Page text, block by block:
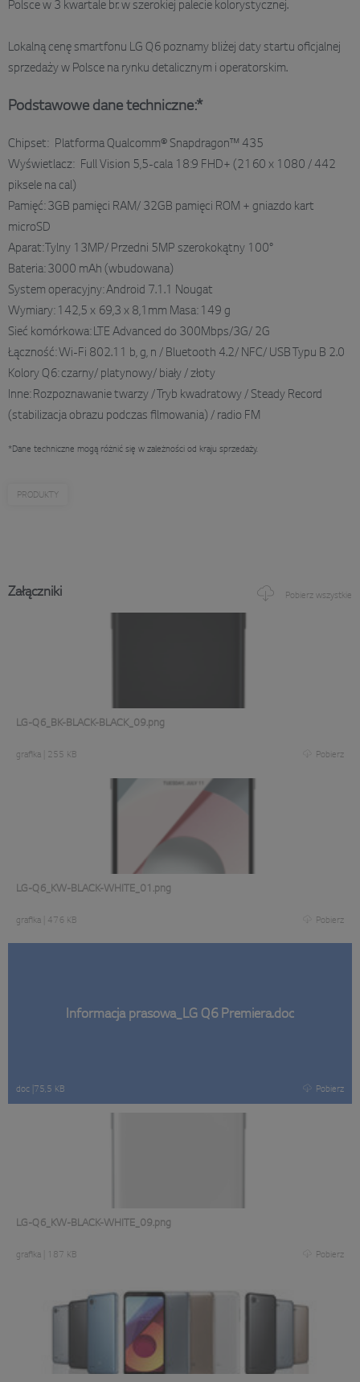
Polsce w 3 kwartale br. w szerokiej palecie kolorystycznej.
Lokalną cenę smartfonu LG Q6 poznamy bliżej daty startu oficjalnej
sprzedaży w Polsce na rynku detalicznym i operatorskim.
Podstawowe dane techniczne:*
Chipset: Platforma Qualcomm® Snapdragon™ 435
Wyświetlacz: Full Vision 5,5-cala 18:9 FHD+ (2160 x 1080 / 442
piksele na cal)
Pamięć: 3GB pamięci RAM/ 32GB pamięci ROM + gniazdo kart
microSD
Aparat: Tylny 13MP/ Przedni 5MP szerokokątny 100°
Bateria: 3000 mAh (wbudowana)
System operacyjny: Android 7.1.1 Nougat
Wymiary: 142,5 x 69,3 x 8,1mm Masa: 149 g
Sieć komórkowa: LTE Advanced do 300Mbps/3G/ 2G
Łączność: Wi-Fi 802.11 b, g, n / Bluetooth 4.2/ NFC/ USB Typu B 2.0
Kolory Q6: czarny/ platynowy/ biały / złoty
Inne: Rozpoznawanie twarzy / Tryb kwadratowy / Steady Record
(stabilizacja obrazu podczas filmowania) / radio FM
*Dane techniczne mogą różnić się w zależności od kraju sprzedaży.
PRODUKTY
Załączniki Pobierz wszystkie
LG-Q6_BK-BLACK-BLACK_09.png
grafika 255 KB Pobierz
LG-Q6_KW-BLACK-WHITE_01.png
grafika 476 KB Pobierz
Informacja prasowa_LG Q6 Premiera.doc
doc 75,5 KB Pobierz
LG-Q6_KW-BLACK-WHITE_09.png
grafika 187 KB Pobierz